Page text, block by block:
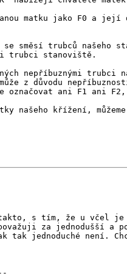
matku jako F0 a
směsí trubců našeho
trubci stanoviště.
nepříbuznými trubci
z důvodu
označovat ani F1 ani
našeho křížení,
takto, s tím, že u včel
za jednodušší a
tak jednoduché není.